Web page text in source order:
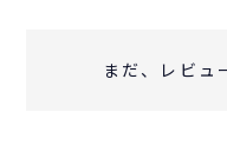
まだ、レビュ